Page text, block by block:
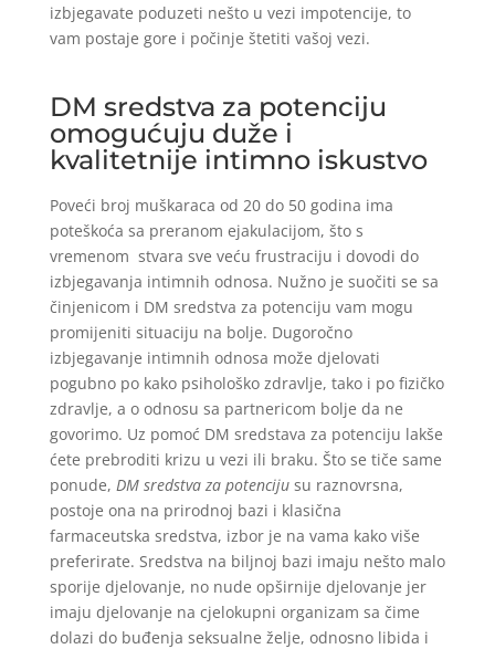
izbjegavate poduzeti nešto u vezi impotencije, to
vam postaje gore i počinje štetiti vašoj vezi.
DM sredstva za potenciju
omogućuju duže i
kvalitetnije intimno iskustvo
Poveći broj muškaraca od 20 do 50 godina ima
poteškoća sa preranom ejakulacijom, što s
vremenom stvara sve veću frustraciju i dovodi do
izbjegavanja intimnih odnosa. Nužno je suočiti se sa
činjenicom i DM sredstva za potenciju vam mogu
promijeniti situaciju na bolje. Dugoročno
izbjegavanje intimnih odnosa može djelovati
pogubno po kako psihološko zdravlje, tako i po fizičko
zdravlje, a o odnosu sa partnericom bolje da ne
govorimo. Uz pomoć DM sredstava za potenciju lakše
ćete prebroditi krizu u vezi ili braku. Što se tiče same
ponude, DM sredstva za potencijusu raznovrsna,
postoje ona na prirodnoj bazi i klasična
farmaceutska sredstva, izbor je na vama kako više
preferirate. Sredstva na biljnoj bazi imaju nešto malo
sporije djelovanje, no nude opširnije djelovanje jer
imaju djelovanje na cjelokupni organizam sa čime
dolazi do buđenja seksualne želje, odnosno libida i